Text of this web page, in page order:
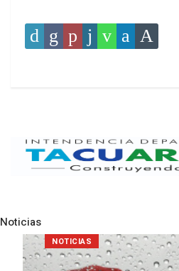
Noticias
NOTICIAS